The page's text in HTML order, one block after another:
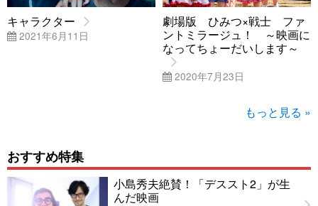
キャラクター
2021年6月11日
劇場版 ひみつ×戦士 ファ
ントミラージュ！ ～映画に
なってちょーだいします～
2020年7月23日
もっと見る »
おすすめ特集
小島秀夫絶賛！「デススト2」が生
んだ映画